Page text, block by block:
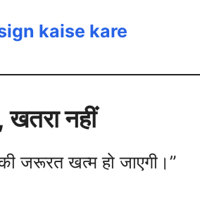
kaise kare
नहीं
जरूरत खत्म हो जाएगी।”